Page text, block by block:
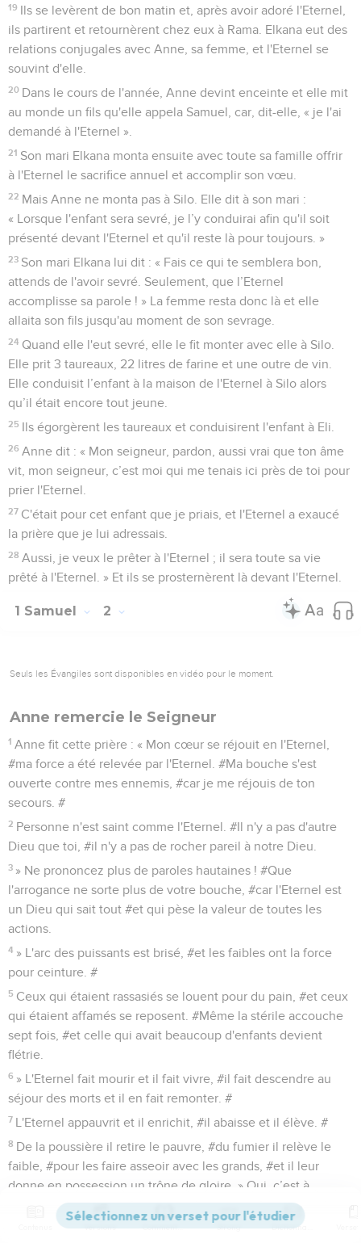
19 Ils se levèrent de bon matin et, après avoir adoré l'Eternel,
ils partirent et retournèrent chez eux à Rama. Elkana eut des
relations conjugales avec Anne, sa femme, et l'Eternel se
souvint d'elle.
20 Dans le cours de l'année, Anne devint enceinte et elle mit
au monde un fils qu'elle appela Samuel, car, dit-elle, « je l'ai
demandé à l'Eternel ».
21 Son mari Elkana monta ensuite avec toute sa famille offrir
à l'Eternel le sacrifice annuel et accomplir son vœu.
22 Mais Anne ne monta pas à Silo. Elle dit à son mari :
« Lorsque l'enfant sera sevré, je l’y conduirai afin qu'il soit
présenté devant l'Eternel et qu'il reste là pour toujours. »
23 Son mari Elkana lui dit : « Fais ce qui te semblera bon,
attends de l'avoir sevré. Seulement, que l’Eternel
accomplisse sa parole ! » La femme resta donc là et elle
allaita son fils jusqu'au moment de son sevrage.
24 Quand elle l'eut sevré, elle le fit monter avec elle à Silo.
Elle prit 3 taureaux, 22 litres de farine et une outre de vin.
Elle conduisit l’enfant à la maison de l'Eternel à Silo alors
qu’il était encore tout jeune.
25 Ils égorgèrent les taureaux et conduisirent l'enfant à Eli.
26 Anne dit : « Mon seigneur, pardon, aussi vrai que ton âme
vit, mon seigneur, c’est moi qui me tenais ici près de toi pour
prier l'Eternel.
27 C'était pour cet enfant que je priais, et l'Eternel a exaucé
la prière que je lui adressais.
28 Aussi, je veux le prêter à l'Eternel ; il sera toute sa vie
prêté à l'Eternel. » Et ils se prosternèrent là devant l'Eternel.
1 Samuel 2
Seuls les Évangiles sont disponibles en vidéo pour le moment.
Anne remercie le Seigneur
1 Anne fit cette prière : « Mon cœur se réjouit en l'Eternel,
#ma force a été relevée par l'Eternel. #Ma bouche s'est
ouverte contre mes ennemis, #car je me réjouis de ton
secours. #
2 Personne n'est saint comme l'Eternel. #Il n'y a pas d'autre
Dieu que toi, #il n'y a pas de rocher pareil à notre Dieu.
3 » Ne prononcez plus de paroles hautaines ! #Que
l'arrogance ne sorte plus de votre bouche, #car l'Eternel est
un Dieu qui sait tout #et qui pèse la valeur de toutes les
actions.
4 » L'arc des puissants est brisé, #et les faibles ont la force
pour ceinture. #
5 Ceux qui étaient rassasiés se louent pour du pain, #et ceux
qui étaient affamés se reposent. #Même la stérile accouche
sept fois, #et celle qui avait beaucoup d'enfants devient
flétrie.
6 » L'Eternel fait mourir et il fait vivre, #il fait descendre au
séjour des morts et il en fait remonter. #
7 L'Eternel appauvrit et il enrichit, #il abaisse et il élève. #
8 De la poussière il retire le pauvre, #du fumier il relève le
faible, #pour les faire asseoir avec les grands, #et il leur
donne en possession un trône de gloire. » Oui, c’est à
l'Eternel qu’appartiennent les fondements de la terre, #et
c'est sur eux qu'il a établi le monde. #
Versions Commentaires Strong